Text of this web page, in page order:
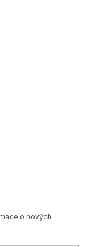
o nových